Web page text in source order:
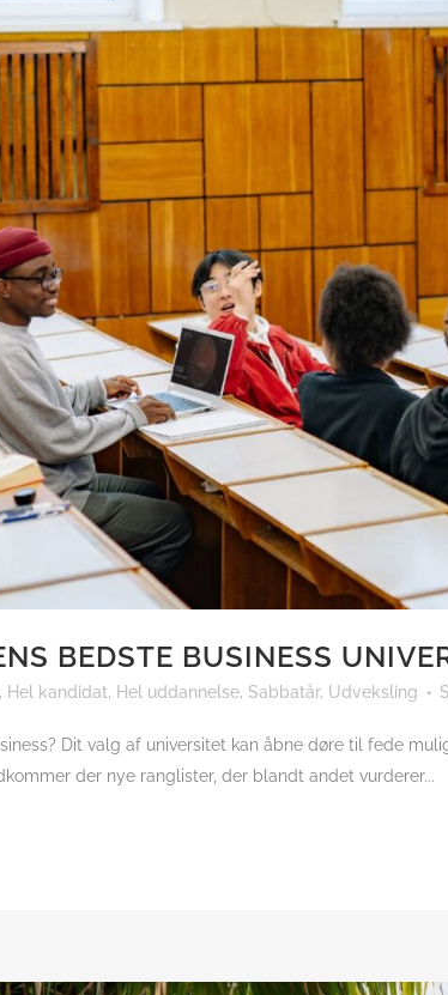
BEDSTE BUSINESS
, Hel kandidat, Hel uddannelse, Sabbatår, Udveksling
Dit valg af universitet kan åbne døre til fede
der nye ranglister, der blandt andet vurderer...